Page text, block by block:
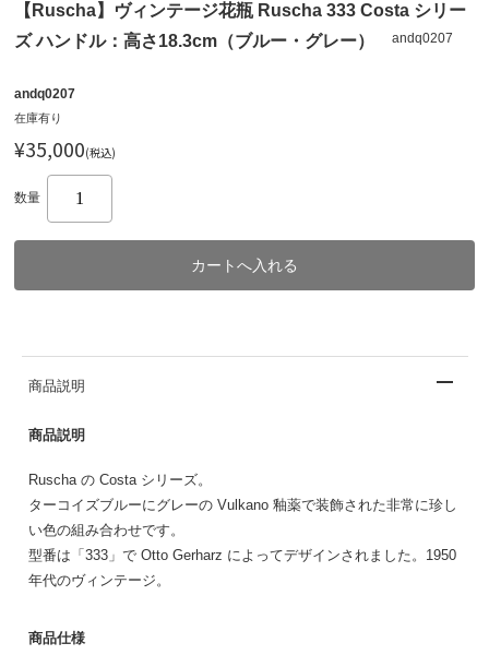
【Ruscha】ヴィンテージ花瓶 Ruscha 333 Costa シリー
ズ ハンドル：高さ18.3cm（ブルー・グレー）
andq0207
andq0207
在庫有り
¥35,000(税込)
数量
商品説明
商品説明
Ruscha の Costa シリーズ。
ターコイズブルーにグレーの Vulkano 釉薬で装飾された非常に珍し
い色の組み合わせです。
型番は「333」で Otto Gerharz によってデザインされました。1950
年代のヴィンテージ。
商品仕様